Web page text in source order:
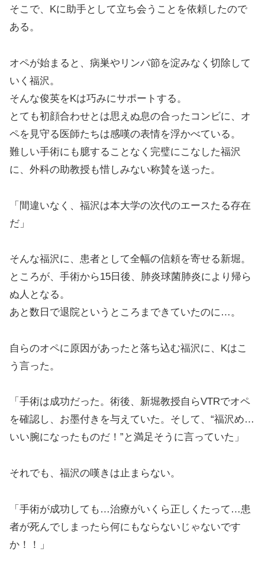
そこで、Kに助手として立ち会うことを依頼したので
ある。
オペが始まると、病巣やリンパ節を淀みなく切除して
いく福沢。
そんな俊英をKは巧みにサポートする。
とても初顔合わせとは思えぬ息の合ったコンビに、オ
ペを見守る医師たちは感嘆の表情を浮かべている。
難しい手術にも臆することなく完璧にこなした福沢
に、外科の助教授も惜しみない称賛を送った。
「間違いなく、福沢は本大学の次代のエースたる存在
だ」
そんな福沢に、患者として全幅の信頼を寄せる新堀。
ところが、手術から15日後、肺炎球菌肺炎により帰ら
ぬ人となる。
あと数日で退院というところまできていたのに…。
自らのオペに原因があったと落ち込む福沢に、Kはこ
う言った。
「手術は成功だった。術後、新堀教授自らVTRでオペ
を確認し、お墨付きを与えていた。そして、“福沢め…
いい腕になったものだ！”と満足そうに言っていた」
それでも、福沢の嘆きは止まらない。
「手術が成功しても…治療がいくら正しくたって…患
者が死んでしまったら何にもならないじゃないです
か！！」